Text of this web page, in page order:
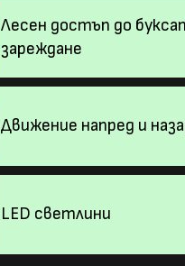
Лесен достъп до
зареждане
Движение напред и
LED светлини